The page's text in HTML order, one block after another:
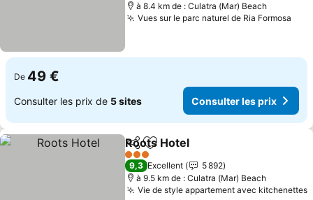
à 8.4 km de : Culatra (Mar) Beach
Vues sur le parc naturel de Ria Formosa
De 49 €
Consulter les prix de 5 sites Consulter les prix
PartagerAjouter à mes favoris
Roots Hotel
3 Étoiles
9,3 Excellent
5 892
à 9.5 km de : Culatra (Mar) Beach
Vie de style appartement avec kitchenettes